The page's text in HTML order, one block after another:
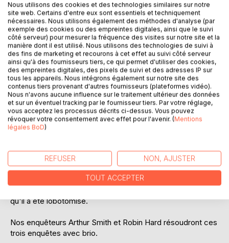
Meurtre dans le Dorset
Sonia Talbot, la femme d'un richissime entrepreneur est
retrouvée morte dans sa voiture. Rose Fisher subit le
même sort qu'elle. Qui avait un motif pour ces deux
homicides abjectes?
Meurtre au Château de Kingstown
Madame la Duchesse de Worcester est retrouvée
assassinée par son mari. Son majordome subit le même
sort qu'elle. Qu'avait-il découvert qu'il voulait révéler à
Meurtre à l'asyle psychiatrique "Black Owl"
Robert Murray est découvert pendu dans les douches du
qu'il a été lobotomisé.
Nos enquêteurs Arthur Smith et Robin Hard résoudront ces
trois enquêtes avec brio.
Nous utilisons des cookies et des technologies similaires sur notre
site web. Certains d'entre eux sont essentiels et techniquement
nécessaires. Nous utilisons également des méthodes d'analyse (par
exemple des cookies ou des empreintes digitales, ainsi que le suivi
côté serveur) pour mesurer la fréquence des visites sur notre site et la
manière dont il est utilisé. Nous utilisons des technologies de suivi à
des fins de marketing et recourons à cet effet au suivi côté serveur
ainsi qu'à des fournisseurs tiers, ce qui permet d'utiliser des cookies,
des empreintes digitales, des pixels de suivi et des adresses IP sur
tous les appareils. Nous intégrons également sur notre site des
contenus tiers provenant d'autres fournisseurs (plateformes vidéo).
Nous n'avons aucune influence sur le traitement ultérieur des données
et sur un éventuel tracking par le fournisseur tiers. Par votre réglage,
vous acceptez les processus décrits ci-dessus. Vous pouvez
révoquer votre consentement avec effet pour l'avenir. (Mentions
légales BoD)
REFUSER NON, AJUSTER
TOUT ACCEPTER